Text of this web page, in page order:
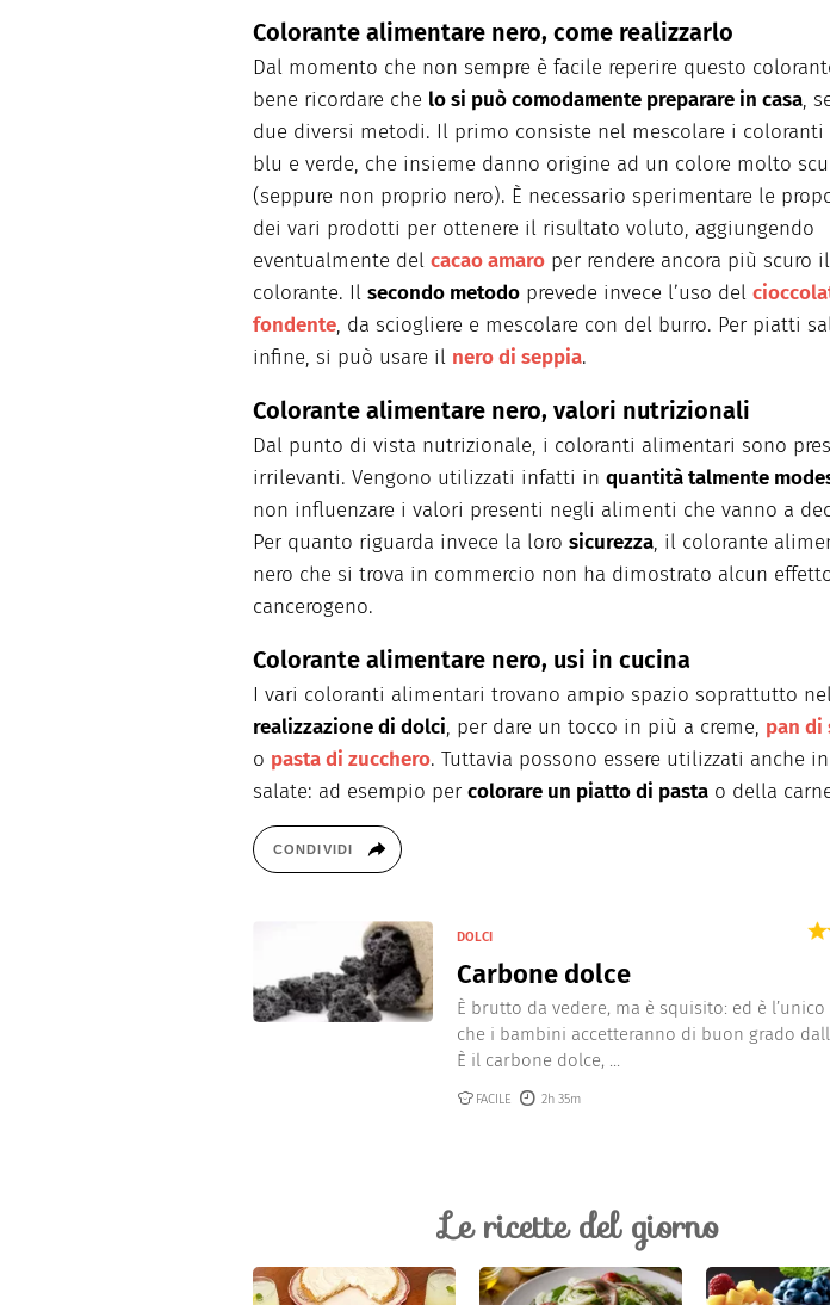
Colorante alimentare nero, come realizzarlo
Dal momento che non sempre è facile reperire questo
bene ricordare che lo si può comodamente preparare in casa,
due diversi metodi. Il primo consiste nel mescolare i coloranti
blu e verde, che insieme danno origine ad un colore molto
(seppure non proprio nero). È necessario sperimentare le
dei vari prodotti per ottenere il risultato voluto, aggiungendo
eventualmente del cacao amaro per rendere ancora più scuro il
colorante. Il secondo metodo prevede invece l’uso del
fondente, da sciogliere e mescolare con del burro. Per piatti
infine, si può usare il nero di seppia.
Colorante alimentare nero, valori nutrizionali
Dal punto di vista nutrizionale, i coloranti alimentari sono
irrilevanti. Vengono utilizzati infatti in quantità talmente
non influenzare i valori presenti negli alimenti che vanno a
Per quanto riguarda invece la loro sicurezza, il colorante
nero che si trova in commercio non ha dimostrato alcun
cancerogeno.
Colorante alimentare nero, usi in cucina
I vari coloranti alimentari trovano ampio spazio soprattutto
realizzazione di dolci, per dare un tocco in più a creme, pan di
o pasta di zucchero. Tuttavia possono essere utilizzati anche
salate: ad esempio per colorare un piatto di pasta o della
CONDIVIDI
DOLCI
Carbone dolce
È brutto da vedere, ma è squisito: ed è
che i bambini accetteranno di buon grado
È il carbone dolce, ...
FACILE 2h 35m
Le ricette del giorno